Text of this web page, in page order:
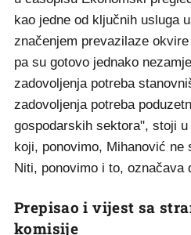
kao jedne od ključnih usluga
značenjem prevazilaze
pa su gotovo jednako
zadovoljenja potreba
zadovoljenja potreba
gospodarskih sektora", stoji
koji, ponovimo, Mihanović ne
Niti, ponovimo i to, označava
Prepisao i vijest sa
komisije